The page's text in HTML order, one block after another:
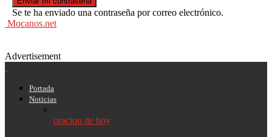
Se te ha enviado una contraseña por correo electrónico.
Mocanos.net
Advertisement
Portada
Noticias
oracion de hoy